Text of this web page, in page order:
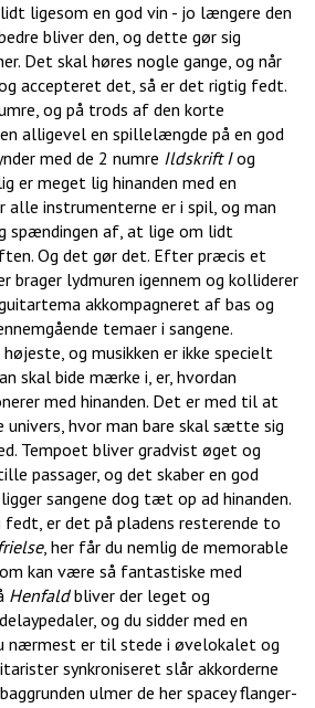
ligesom en god vin - jo længere den
bliver den, og dette gør sig
Det skal høres nogle gange, og når
accepteret det, så er det rigtig fedt.
og på trods af den korte
alligevel en spillelængde på en god
med de 2 numre Ildskrift Iog
er meget lig hinanden med en
alle instrumenterne er i spil, og man
spændingen af, at lige om lidt
Og det gør det. Efter præcis et
brager lydmuren igennem og kolliderer
akkompagneret af bas og
temaer i sangene.
og musikken er ikke specielt
skal bide mærke i, er, hvordan
med hinanden. Det er med til at
univers, hvor man bare skal sætte sig
Tempoet bliver gradvist øget og
passager, og det skaber en god
sangene dog tæt op ad hinanden.
er det på pladens resterende to
, her får du nemlig de memorable
kan være så fantastiske med
Henfaldbliver der leget og
og du sidder med en
nærmest er til stede i øvelokalet og
synkroniseret slår akkorderne
ulmer de her spacey flanger-